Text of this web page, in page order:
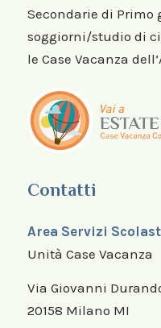
Secondarie di Primo
soggiorni/studio di
le Case Vacanza
Contatti
Area Servizi
Unità Case Vacanza
Via Giovanni
20158 Milano MI